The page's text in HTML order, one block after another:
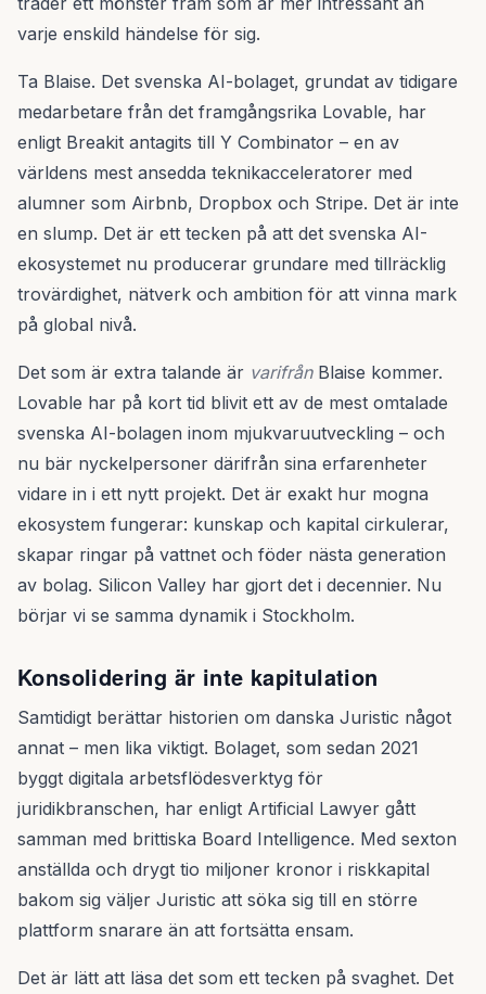
varje enskild händelse för sig.
Ta Blaise. Det svenska AI-bolaget, grundat av tidigare
medarbetare från det framgångsrika Lovable, har
enligt Breakit antagits till Y Combinator – en av
världens mest ansedda teknikacceleratorer med
alumner som Airbnb, Dropbox och Stripe. Det är inte
en slump. Det är ett tecken på att det svenska AI-
ekosystemet nu producerar grundare med tillräcklig
trovärdighet, nätverk och ambition för att vinna mark
på global nivå.
Det som är extra talande är varifrånBlaise kommer.
Lovable har på kort tid blivit ett av de mest omtalade
svenska AI-bolagen inom mjukvaruutveckling – och
nu bär nyckelpersoner därifrån sina erfarenheter
vidare in i ett nytt projekt. Det är exakt hur mogna
ekosystem fungerar: kunskap och kapital cirkulerar,
skapar ringar på vattnet och föder nästa generation
av bolag. Silicon Valley har gjort det i decennier. Nu
börjar vi se samma dynamik i Stockholm.
Konsolidering är inte kapitulation
Samtidigt berättar historien om danska Juristic något
annat – men lika viktigt. Bolaget, som sedan 2021
byggt digitala arbetsflödesverktyg för
juridikbranschen, har enligt Artificial Lawyer gått
samman med brittiska Board Intelligence. Med sexton
anställda och drygt tio miljoner kronor i riskkapital
bakom sig väljer Juristic att söka sig till en större
plattform snarare än att fortsätta ensam.
Det är lätt att läsa det som ett tecken på svaghet. Det